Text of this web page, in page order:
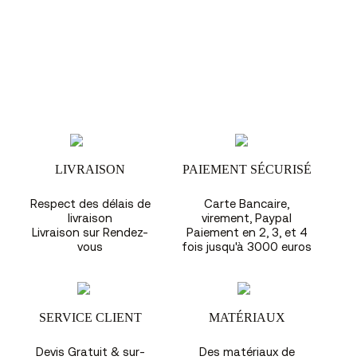
LIVRAISON
Respect des délais de
livraison
Livraison sur Rendez-
vous
PAIEMENT SÉCURISÉ
Carte Bancaire,
virement, Paypal
Paiement en 2, 3, et 4
fois jusqu'à 3000 euros
SERVICE CLIENT
Devis Gratuit & sur-
MATÉRIAUX
Des matériaux de